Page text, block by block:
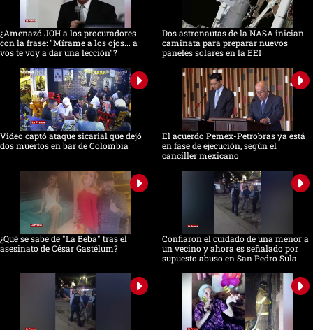
¿Amenazó JOH a los procuradores
con la frase: "Mírame a los ojos... a
vos te voy a dar una lección"?
Dos astronautas de la NASA inician
caminata para preparar nuevos
paneles solares en la EEI
Video captó ataque sicarial que dejó
dos muertos en bar de Colombia
El acuerdo Pemex-Petrobras ya está
en fase de ejecución, según el
canciller mexicano
¿Qué se sabe de "La Beba" tras el
asesinato de César Gastélum?
Confiaron el cuidado de una menor a
un vecino y ahora es señalado por
supuesto abuso en San Pedro Sula